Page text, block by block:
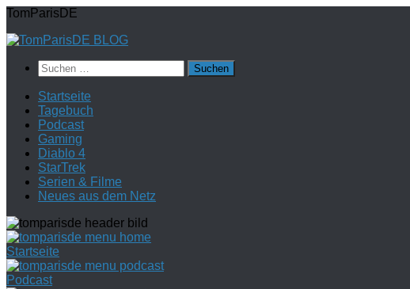
Zum
springen
TomParisDE
Suchen
nach:
Startseite
Tagebuch
Podcast
Gaming
Diablo 4
StarTrek
Serien & Filme
Neues aus dem Netz
Startseite
Podcast